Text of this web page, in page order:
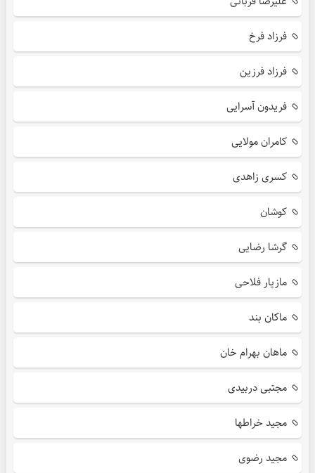
فرزاد فرخ
فرزاد فرزین
فریدون آسرایی
کامران مولایی
کسری زاهدی
کوشان
گرشا رضایی
مازیار فلاحی
ماکان بند
ماهان بهرام خان
مجتبی دربیدی
مجید خراطها
مجید رضوی